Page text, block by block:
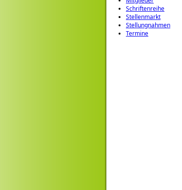
Schriftenreihe
Stellenmarkt
Stellungnahmen
Termine